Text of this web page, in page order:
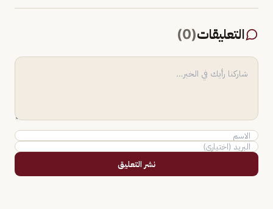
التعليقات(
0
)
نشر التعليق